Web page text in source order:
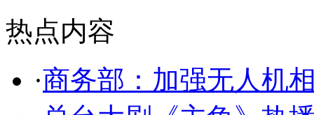
热点内容
·商务部：加强无人机